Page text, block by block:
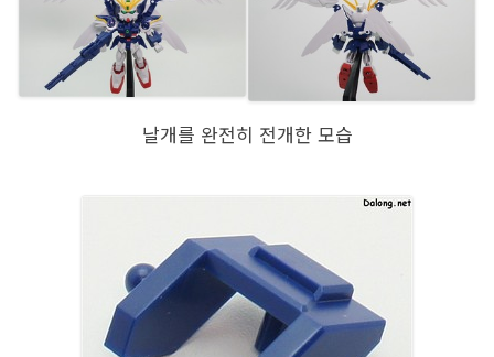
날개를 완전히 전개한 모습